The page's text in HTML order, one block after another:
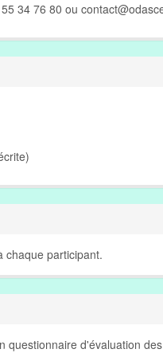
34 76 80 ou
chaque participant.
questionnaire d'évaluation des